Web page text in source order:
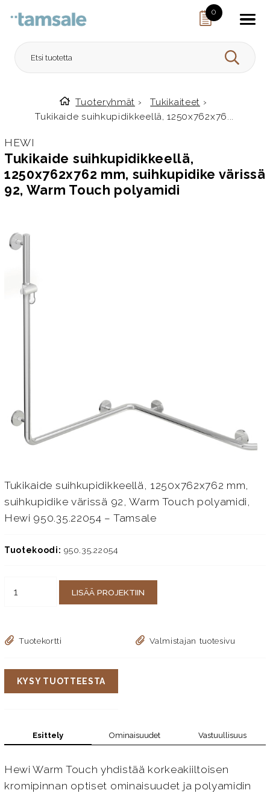
0
HAE
Etusivulle
Tuoteryhmät › Tukikaiteet ›
Tukikaide suihkupidikkeellä, 1250x762x76...
HEWI
Tukikaide suihkupidikkeellä,
1250x762x762 mm, suihkupidike värissä
92, Warm Touch polyamidi
Tukikaide suihkupidikkeellä, 1250x762x762 mm,
suihkupidike värissä 92, Warm Touch polyamidi,
Hewi 950.35.22054 – Tamsale
Tuotekoodi: 950.35.22054
LISÄÄ PROJEKTIIN
Tuotekortti Valmistajan tuotesivu
KYSY TUOTTEESTA
Esittely Ominaisuudet Vastuullisuus
Hewi Warm Touch yhdistää korkeakiiltoisen
kromipinnan optiset ominaisuudet ja polyamidin